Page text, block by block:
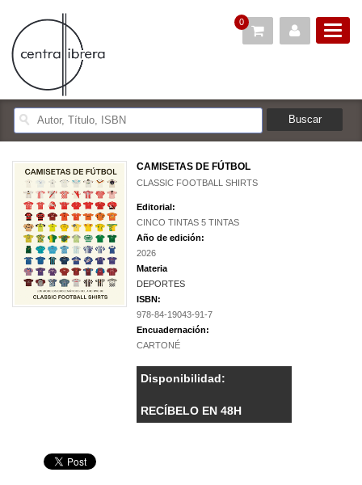
0
CAMISETAS DE FÚTBOL
CLASSIC FOOTBALL SHIRTS
Editorial:
CINCO TINTAS 5 TINTAS
Año de edición:
2026
Materia
DEPORTES
ISBN:
978-84-19043-91-7
Encuadernación:
CARTONÉ
Disponibilidad:
RECÍBELO EN 48H